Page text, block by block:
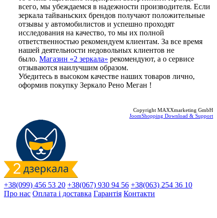
всего, мы убеждаемся в надежности производителя. Если
зеркала тайваньских брендов получают положительные
отзывы у автомобилистов и успешно проходят
исследования на качество, то мы их полной
ответственностью рекомендуем клиентам. За все время
нашей деятельности недовольных клиентов не
было. Магазин «2 зеркала» рекомендуют, а о сервисе
отзываются наилучшим образом.
Убедитесь в высоком качестве наших товаров лично,
оформив покупку Зеркало Рено Меган !
Copyright MAXXmarketing GmbH
JoomShopping Download & Support
+38(099) 456 53 20 +38(067) 930 94 56 +38(063) 254 36 10
Про нас Оплата і доставка Гарантія Контакти